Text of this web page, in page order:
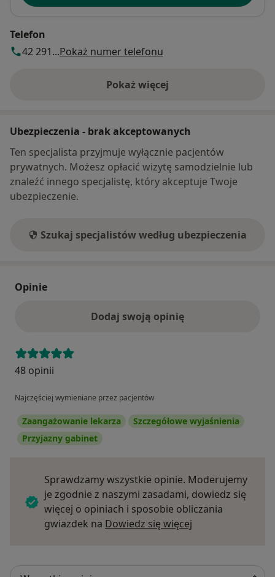
Telefon
42 291...Pokaż numer telefonu
Pokaż więcej
o adresie
Ubezpieczenia - brak akceptowanych
Ten specjalista przyjmuje wyłącznie pacjentów
prywatnych. Możesz opłacić wizytę samodzielnie lub
znaleźć innego specjalistę, który akceptuje Twoje
ubezpieczenie.
Szukaj specjalistów według ubezpieczenia
Opinie
Dodaj swoją opinię
48 opinii
Najczęściej wymieniane przez pacjentów
Zaangażowanie lekarza
Szczegółowe wyjaśnienia
Przyjazny gabinet
Sprawdzamy wszystkie opinie. Moderujemy
je zgodnie z naszymi zasadami, dowiedz się
więcej o opiniach i sposobie obliczania
gwiazdek na Dowiedz się więcej